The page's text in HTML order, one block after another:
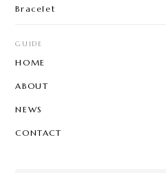
Bracelet
GUIDE
HOME
ABOUT
NEWS
CONTACT